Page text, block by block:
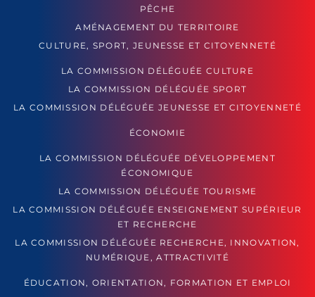
PÊCHE
AMÉNAGEMENT DU TERRITOIRE
CULTURE, SPORT, JEUNESSE ET CITOYENNETÉ
LA COMMISSION DÉLÉGUÉE CULTURE
LA COMMISSION DÉLÉGUÉE SPORT
LA COMMISSION DÉLÉGUÉE JEUNESSE ET CITOYENNETÉ
ÉCONOMIE
LA COMMISSION DÉLÉGUÉE DÉVELOPPEMENT
ÉCONOMIQUE
LA COMMISSION DÉLÉGUÉE TOURISME
LA COMMISSION DÉLÉGUÉE ENSEIGNEMENT SUPÉRIEUR
ET RECHERCHE
LA COMMISSION DÉLÉGUÉE RECHERCHE, INNOVATION,
NUMÉRIQUE, ATTRACTIVITÉ
ÉDUCATION, ORIENTATION, FORMATION ET EMPLOI